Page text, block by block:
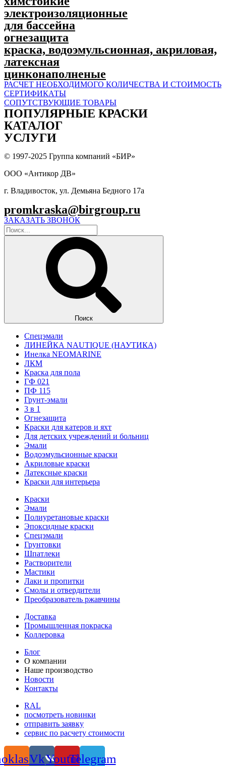
электроизоляционные
для бассейна
огнезащита
краска, водоэмульсионная, акриловая,
латексная
цинконаполненые
РАСЧЕТ НЕОБХОДИМОГО КОЛИЧЕСТВА И СТОИМОСТЬ
СЕРТИФИКАТЫ
СОПУТСТВУЮЩИЕ ТОВАРЫ
ПОПУЛЯPНЫЕ КРАСКИ
КАТАЛОГ
УСЛУГИ
© 1997-2025 Группа компаний «БИР»
ООО «Антикор ДВ»
г. Владивосток, ул. Демьяна Бедного 17а
promkraska@birgroup.ru
ЗАКАЗАТЬ ЗВОНОК
Поиск
Спецэмали
ЛИНЕЙКА NAUTIQUE (НАУТИКА)
Инелка NEOMARINE
ЛКМ
Краска для пола
ГФ 021
ПФ 115
Грунт-эмали
3 в 1
Огнезащита
Краски для катеров и яхт
Для детских учреждений и больниц
Эмали
Водоэмульсионные краски
Акриловые краски
Латексные краски
Краски для интерьера
Краски
Эмали
Полиуретановые краски
Эпоксидные краски
Спецэмали
Грунтовки
Шпатлеки
Растворители
Мастики
Лаки и пропитки
Смолы и отвердители
Преобразователь ржавчины
Доставка
Промышленная покраска
Коллеровка
Блог
О компании
Наше производство
Новости
Контакты
RAL
посмотреть новинки
отправить заявку
сервис по расчету стоимости
VkYoutubeTelegram